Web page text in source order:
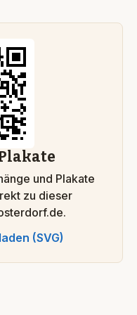
und Plakate
zu dieser
(SVG)